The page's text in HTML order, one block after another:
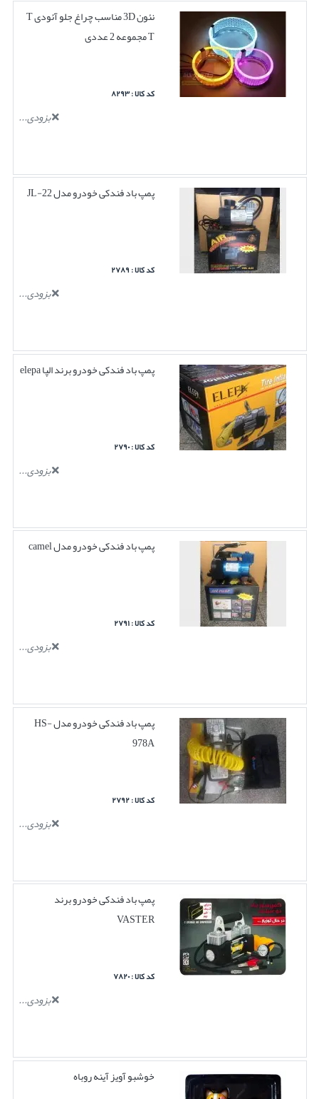
نئون 3D مناسب چراغ جلو آئودی T
T مجموعه 2 عددی
کد کالا : ۸۲۹۳
بزودی...
پمپ باد فندکی خودرو مدل JL-22
کد کالا : ۲۷۸۹
بزودی...
پمپ باد فندکی خودرو برند الپا elepa
کد کالا : ۲۷۹۰
بزودی...
پمپ باد فندکی خودرو مدل camel
کد کالا : ۲۷۹۱
بزودی...
پمپ باد فندکی خودرو مدل HS-
978A
کد کالا : ۲۷۹۲
بزودی...
پمپ باد فندکی خودرو برند
VASTER
کد کالا : ۷۸۲۰
بزودی...
خوشبو آویز آینه روباه